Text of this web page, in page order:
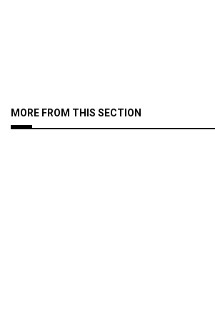
MORE FROM THIS SECTION